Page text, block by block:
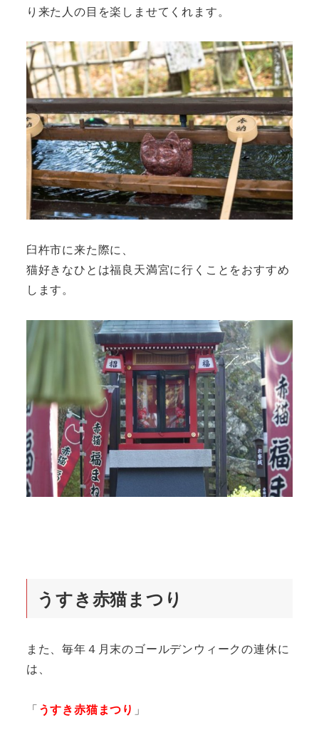
り来た人の目を楽しませてくれます。
臼杵市に来た際に、
猫好きなひとは福良天満宮に行くことをおすすめ
します。
うすき赤猫まつり
また、毎年４月末のゴールデンウィークの連休に
は、
「うすき赤猫まつり 」